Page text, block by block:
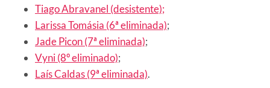
Tiago Abravanel (desistente);
Larissa Tomásia (6ª eliminada);
Jade Picon (7ª eliminada);
Vyni (8º eliminado);
Laís Caldas (9ª eliminada).